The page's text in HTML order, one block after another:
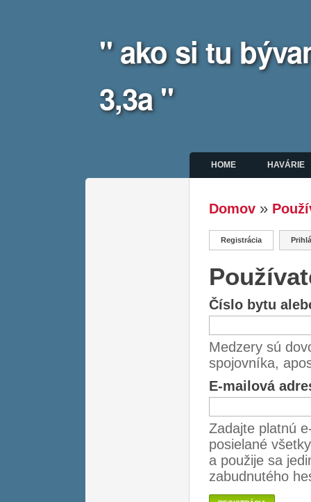
" ako si tu
3,3a "
Hlavné menu
HOME HAVÁRIE
Nachádzate
Domov»
Primárne
Registrácia(aktívna karta)
Číslo bytu
Medzery sú
spojovníka,
E-mailová
Zadajte platnú
posielané
a použije sa
zabudnutého